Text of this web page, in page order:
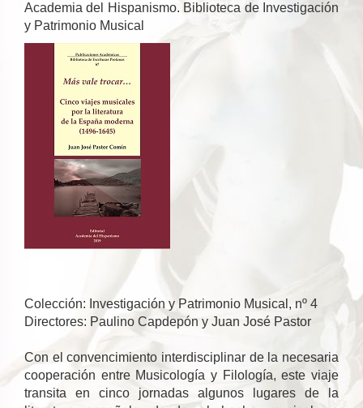
Academia del Hispanismo. Biblioteca de Investigación
y Patrimonio Musical
Colección: Investigación y Patrimonio Musical, nº 4
Directores: Paulino Capdepón y Juan José Pastor
Con el convencimiento interdisciplinar de la necesaria
cooperación entre Musicología y Filología, este viaje
transita en cinco jornadas algunos lugares de la